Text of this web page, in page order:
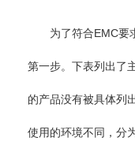
为了符合EMC要求
第一步。下表列出了
的产品没有被具体列
使用的环境不同，分